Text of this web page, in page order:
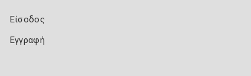
Είσοδος
Εγγραφή